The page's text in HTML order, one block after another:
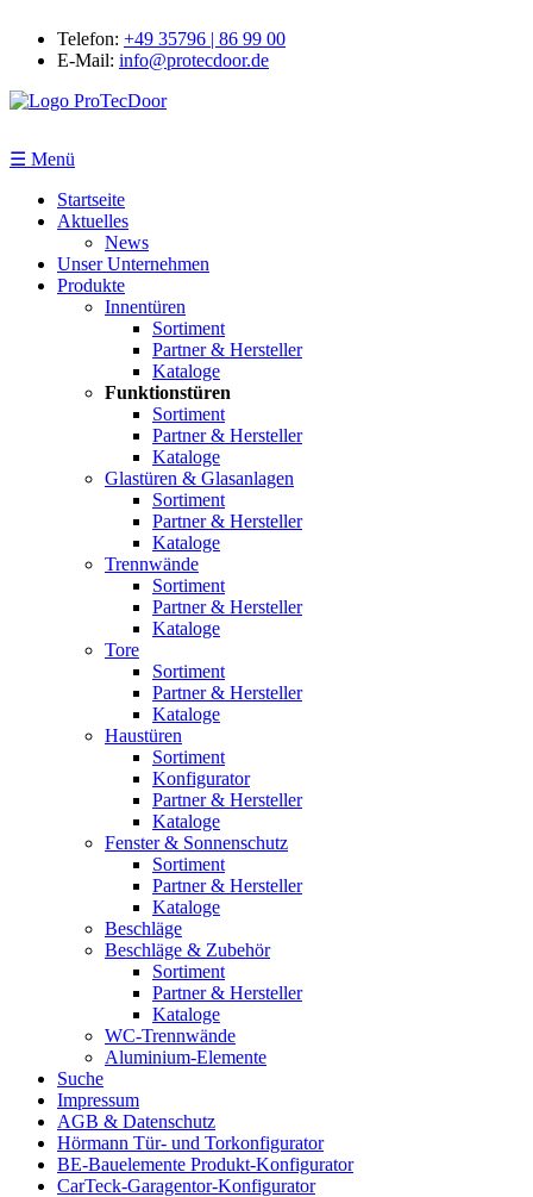
Telefon: +49 35796 | 86 99 00
E-Mail: info@protecdoor.de
☰ Menü
Startseite
Aktuelles
News
Unser Unternehmen
Produkte
Innentüren
Sortiment
Partner & Hersteller
Kataloge
Funktionstüren
Sortiment
Partner & Hersteller
Kataloge
Glastüren & Glasanlagen
Sortiment
Partner & Hersteller
Kataloge
Trennwände
Sortiment
Partner & Hersteller
Kataloge
Tore
Sortiment
Partner & Hersteller
Kataloge
Haustüren
Sortiment
Konfigurator
Partner & Hersteller
Kataloge
Fenster & Sonnenschutz
Sortiment
Partner & Hersteller
Kataloge
Beschläge
Beschläge & Zubehör
Sortiment
Partner & Hersteller
Kataloge
WC-Trennwände
Aluminium-Elemente
Suche
Impressum
AGB & Datenschutz
Hörmann Tür- und Torkonfigurator
BE-Bauelemente Produkt-Konfigurator
CarTeck-Garagentor-Konfigurator